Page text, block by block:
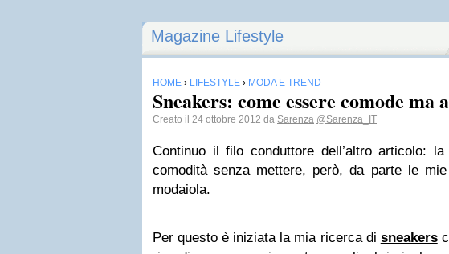
Magazine Lifestyle
HOME › LIFESTYLE › MODA E TREND
Sneakers: come essere comode ma
Creato il 24 ottobre 2012 da Sarenza @Sarenza_IT
Continuo il filo conduttore dell’altro articolo:
comodità senza mettere, però, da parte le
modaiola.
Per questo è iniziata la mia ricerca di sneakers